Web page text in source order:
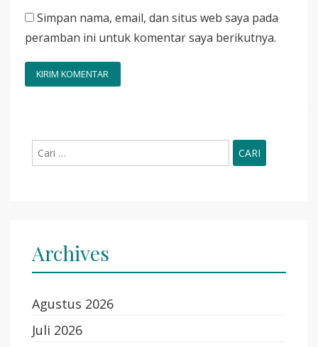
Simpan nama, email, dan situs web saya pada
peramban ini untuk komentar saya berikutnya.
untuk:
Archives
Agustus 2026
Juli 2026